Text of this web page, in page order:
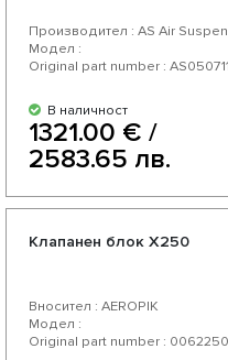
Производител : AS Air
Модел :
Original part number : AS050711
В наличност
1321.00 € /
2583.65 лв.
Клапанен блок X250
Вносител : AEROPIK
Модел :
Original part number :